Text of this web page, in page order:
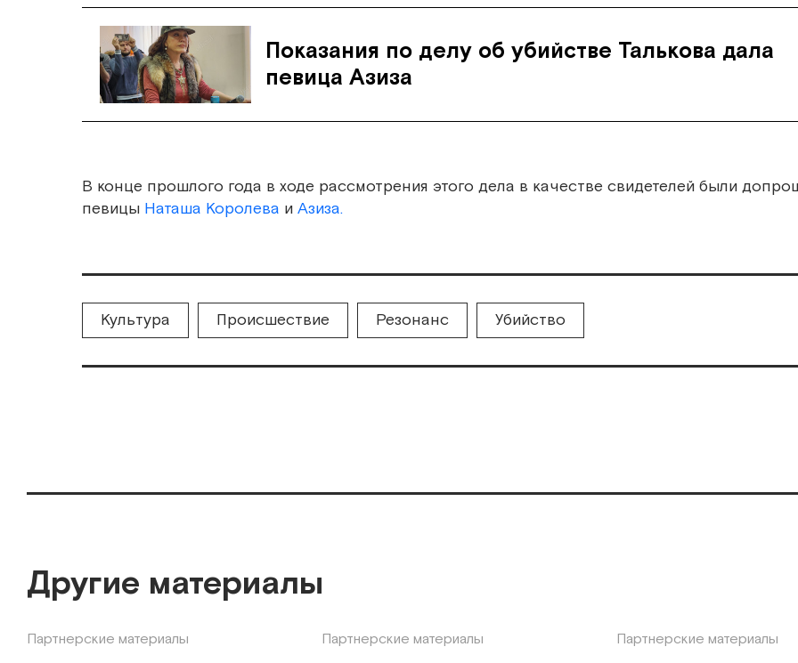
Показания по делу об убийстве Талькова дала
певица Азиза
В конце прошлого года в ходе рассмотрения этого дела в качестве свидетелей были
певицы Наташа Королева и Азиза.
Культура Происшествие Резонанс Убийство
Другие материалы
Партнерские материалы Партнерские материалы Партнерские материалы